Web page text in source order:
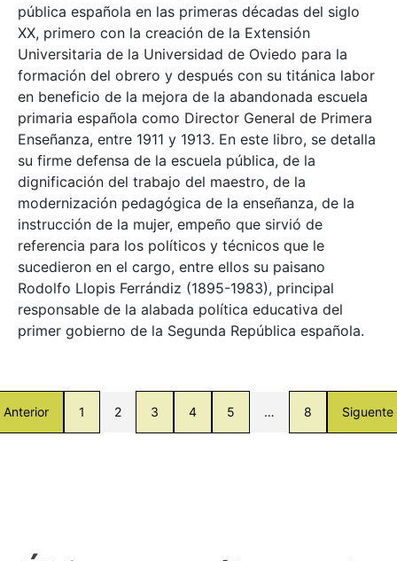
pública española en las primeras décadas del siglo
XX, primero con la creación de la Extensión
Universitaria de la Universidad de Oviedo para la
formación del obrero y después con su titánica labor
en beneficio de la mejora de la abandonada escuela
primaria española como Director General de Primera
Enseñanza, entre 1911 y 1913. En este libro, se detalla
su firme defensa de la escuela pública, de la
dignificación del trabajo del maestro, de la
modernización pedagógica de la enseñanza, de la
instrucción de la mujer, empeño que sirvió de
referencia para los políticos y técnicos que le
sucedieron en el cargo, entre ellos su paisano
Rodolfo Llopis Ferrándiz (1895-1983), principal
responsable de la alabada política educativa del
primer gobierno de la Segunda República española.
Anterior 1 2 3 4 5 … 8 Siguente